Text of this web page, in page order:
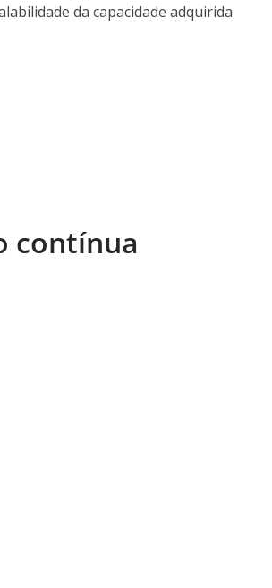
da capacidade adquirida
contínua